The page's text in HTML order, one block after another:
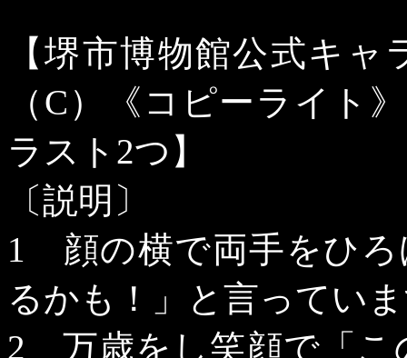
【堺市博物館公式キ
（ C ）《コピーライ
ラスト 2つ】
〔説明〕
1 顔の横で両手をひろ
るかも！」と言ってい
2 万歳をし笑顔で「こ